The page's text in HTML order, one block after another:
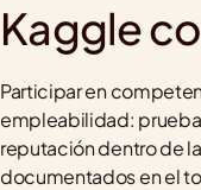
Kaggle
Participar en
empleabilidad:
reputación dentro de
documentados en el